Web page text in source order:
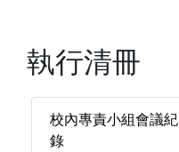
執行清冊
校內專責小組會議紀
錄